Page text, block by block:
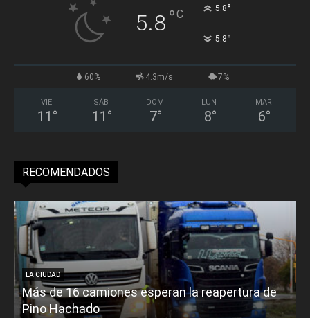
5.8°C 5.8°
5.8°
60% 4.3m/s 7%
VIE
11 °
SÁB
11 °
DOM
7°
LUN
8°
MAR
6°
RECOMENDADOS
LA CIUDAD
Más de 16 camiones esperan la reapertura de
Pino Hachado